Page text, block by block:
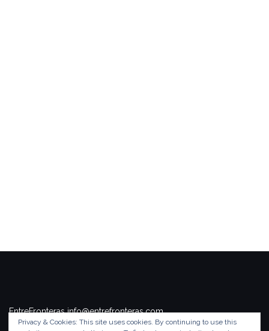
EntreFronteras info@entrefronteras.com
Tema deColorlib . Funciona conWordPress.
Privacy & Cookies: This site uses cookies. By continuing to use this